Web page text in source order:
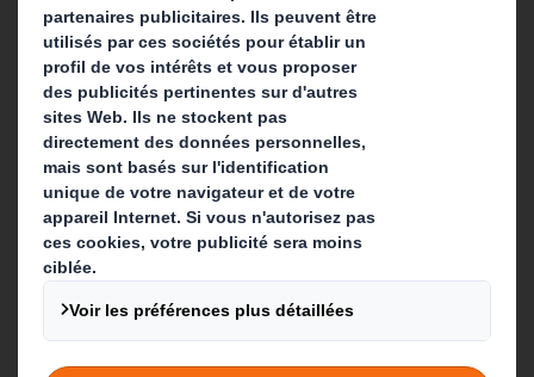
Développement durable
Actualité
Carrière
Que faisons-nous ?
Solutions d'emballage
Produits de papier
Services de recyclage